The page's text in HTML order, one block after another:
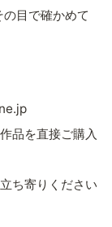
目で確かめて
品を直接ご購入
ち寄りください